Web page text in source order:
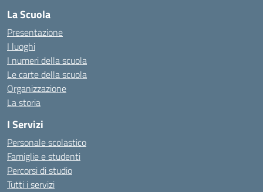
La Scuola
Presentazione
I luoghi
I numeri della scuola
Le carte della scuola
Organizzazione
La storia
I Servizi
Personale scolastico
Famiglie e studenti
Percorsi di studio
Tutti i servizi